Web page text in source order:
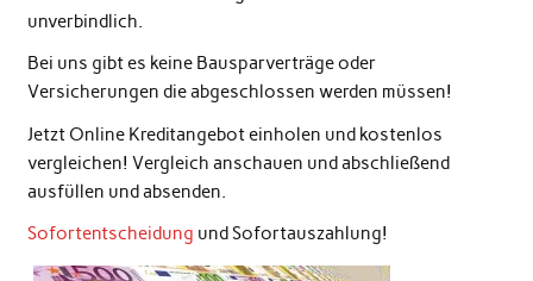
unverbindlich.
Bei uns gibt es keine Bausparverträge oder
Versicherungen die abgeschlossen werden müssen!
Jetzt Online Kreditangebot einholen und kostenlos
vergleichen! Vergleich anschauen und abschließend
ausfüllen und absenden.
Sofortentscheidung und Sofortauszahlung!